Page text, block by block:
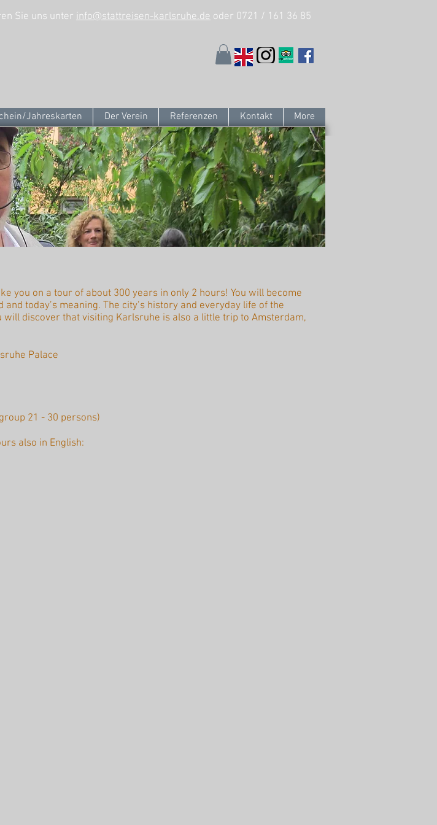
Sie uns unter info@stattreisen-karlsruhe.de oder 0721 / 161 36 85
Jahreskarten Der Verein Referenzen Kontakt More
you on a tour of about 300 years in only 2 hours! You will become
today’s meaning. The city’s history and everyday life of the
discover that visiting Karlsruhe is also a little trip to Amsterdam,
Palace
21 - 30 persons)
also in English: